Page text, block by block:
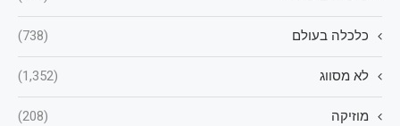
כלכלה בעולם (738)
לא מסווג (1,352)
מוזיקה (208)